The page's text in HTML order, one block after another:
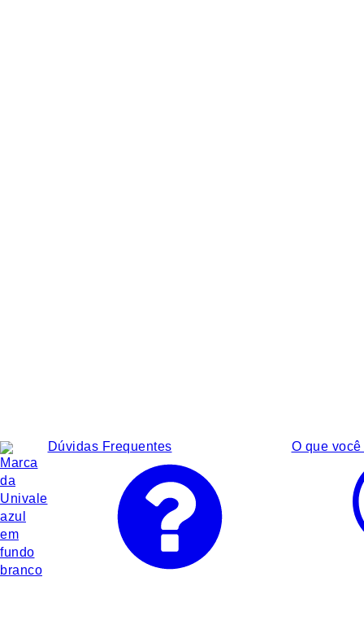
Dúvidas Frequentes O que